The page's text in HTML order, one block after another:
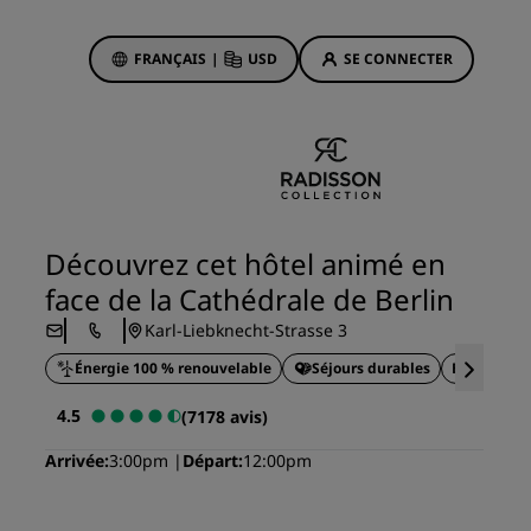
FRANÇAIS | USD SE CONNECTER
Offres d'hôtels
La magie opère dès les premiers
instants
Deals of the Day
Réservez à l’avance
Voir nos forfaits
Idées de voyage
Découvrez cet hôtel animé en
face de la Cathédrale de Berlin
Karl-Liebknecht-Strasse 3
Énergie 100 % renouvelable Séjours durables
4.5
(7178 avis)
Arrivée 3:00pm Départ 12:00pm